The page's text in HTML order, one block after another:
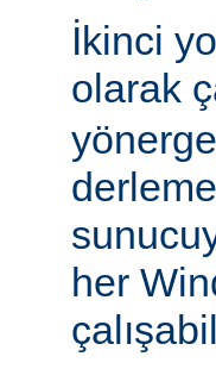
İkinci
olarak
her